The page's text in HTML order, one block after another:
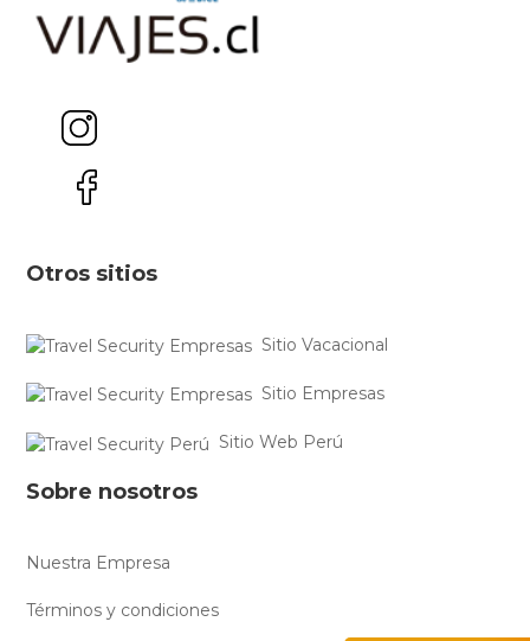
Otros sitios
Sitio Vacacional
Sitio Empresas
Sitio Web Perú
Sobre nosotros
Nuestra Empresa
Términos y condiciones